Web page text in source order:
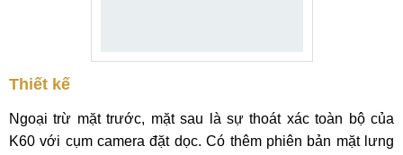
Thiết kế
Ngoại trừ mặt trước, mặt sau là sự thoát xác toàn bộ của
K60 với cụm camera đặt dọc. Có thêm phiên bản mặt lưng